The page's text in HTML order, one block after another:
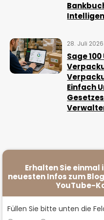
28. Juli 2026
Sage 100
Einfach
Erhalten Sie einmal
neuesten Infos zum
YouTube-
Füllen Sie bitte unten die